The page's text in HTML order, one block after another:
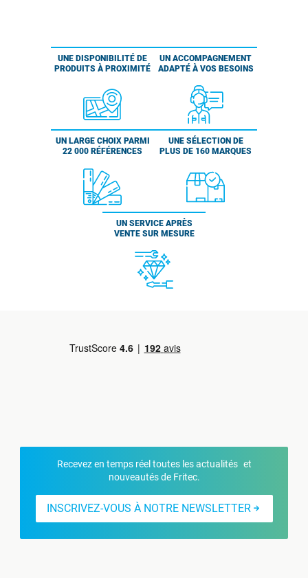
UNE DISPONIBILITÉ DE
PRODUITS À PROXIMITÉ
UN ACCOMPAGNEMENT
ADAPTÉ À VOS BESOINS
UN LARGE CHOIX PARMI
22 000 RÉFÉRENCES
UNE SÉLECTION DE
PLUS DE 160 MARQUES
UN SERVICE APRÈS
VENTE SUR MESURE
Recevez en temps réel toutes les actualités et
nouveautés de Fritec.
INSCRIVEZ-VOUS À NOTRE NEWSLETTER